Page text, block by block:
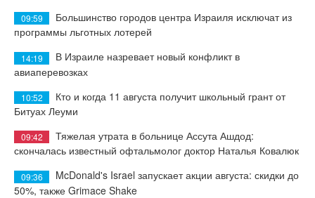
09:59
Большинство городов центра Израиля исключат из
программы льготных лотерей
14:19
В Израиле назревает новый конфликт в
авиаперевозках
10:52
Кто и когда 11 августа получит школьный грант от
Битуах Леуми
09:42
Тяжелая утрата в больнице Ассута Ашдод:
скончалась известный офтальмолог доктор Наталья Ковалюк
09:36
McDonald's Israel запускает акции августа: скидки до
50%, также Grimace Shake